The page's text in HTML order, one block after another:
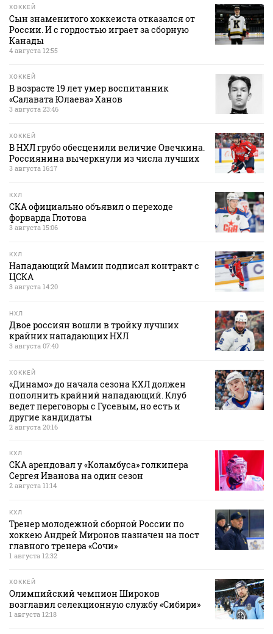
ХОККЕЙ
Сын знаменитого хоккеиста отказался от
России. И с гордостью играет за сборную
Канады
4 августа 12:55
ХОККЕЙ
В возрасте 19 лет умер воспитанник
«Салавата Юлаева» Ханов
3 августа 23:46
ХОККЕЙ
В НХЛ грубо обесценили величие Овечкина.
Россиянина вычеркнули из числа лучших
3 августа 16:17
КХЛ
СКА официально объявил о переходе
форварда Глотова
3 августа 15:06
КХЛ
Нападающий Мамин подписал контракт с
ЦСКА
3 августа 14:20
НХЛ
Двое россиян вошли в тройку лучших
крайних нападающих НХЛ
3 августа 07:40
ХОККЕЙ
«Динамо» до начала сезона КХЛ должен
пополнить крайний нападающий. Клуб
ведет переговоры с Гусевым, но есть и
другие кандидаты
2 августа 20:16
КХЛ
СКА арендовал у «Коламбуса» голкипера
Сергея Иванова на один сезон
2 августа 11:14
КХЛ
Тренер молодежной сборной России по
хоккею Андрей Миронов назначен на пост
главного тренера «Сочи»
1 августа 12:32
ХОККЕЙ
Олимпийский чемпион Широков
возглавил селекционную службу «Сибири»
1 августа 12:18